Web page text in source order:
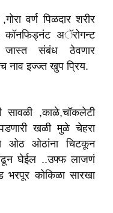
वर्ण पिळदार शरीर
कॉनफिड्नंट‌ अॅरोगन्ट
जास्त‌ संबंध ठेवणार
नाव इज्ज्त ‌खुप प्रिय.
सावळी ,काळे,चॉकलेटी
खळी मुळे चेहरा
ओठ ओठांना चिटकून
घेईल ..उफ्फ लाजणं
भरपूर कोकिळा सारखा